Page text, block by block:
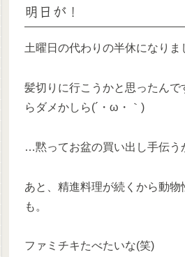
明日が！
土曜日の代わりの半休になりま
髪切りに行こうかと思ったん
らダメかしら(´・ω・｀)
…黙ってお盆の買い出し手伝う
あと、精進料理が続くから動物
も。
ファミチキたべたいな(笑)